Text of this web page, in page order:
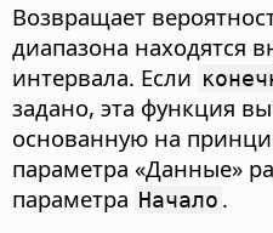
Возвращает
диапазона находятся
интервала. Если
задано, эта функция
основанную на
параметра «Данные»
параметра Начало .